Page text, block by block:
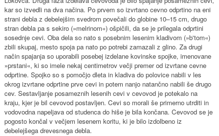
kar so izvedli na dva načina. Po prvem so izvrtano cevno odprtino na eni
strani debla z debelejšim svedrom povečali do globine 10–15 cm, drugo
stran debla pa s sekiro (»melrinom«) ošpičili, da se je prilegala odprtini
sosednje cevi. Oba dela so nato s posebnim lesenim kladivom (»b'tom«)
zbili skupaj, mesto spoja pa nato po potrebi zamazali z glino. Za drugi
način spajanja so uporabili posebej izdelane kovinske spojke, imenovane
»prstani«, ki so imele nekaj centimetrov večji premer od izvrtane cevne
odprtine. Spojko so s pomočjo dleta in kladiva do polovice nabili v les
okrog izvrtane odprtine prve cevi in potem nanjo natančno nabili še drugo
cev. Sestavljanje posameznih lesenih cevi v cevovod je potekalo na
kraju, kjer je bil cevovod postavljen. Cevi so morali še primerno utrditi in
vodovodna napeljava od studenca do hiše je bila končana. Cevovod se je
pogosto končal v večjem lesenem koritu, ki je bilo izdolbeno iz
debelejšega drevesnega debla.